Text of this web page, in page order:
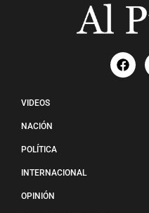
VIDEOS
NACIÓN
POLÍTICA
INTERNACIONAL
OPINIÓN